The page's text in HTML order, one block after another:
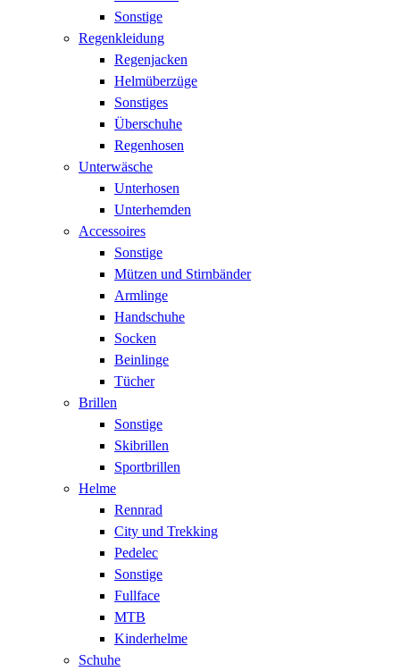
Sonstige
Regenkleidung
Regenjacken
Helmüberzüge
Sonstiges
Überschuhe
Regenhosen
Unterwäsche
Unterhosen
Unterhemden
Accessoires
Sonstige
Mützen und Stirnbänder
Armlinge
Handschuhe
Socken
Beinlinge
Tücher
Brillen
Sonstige
Skibrillen
Sportbrillen
Helme
Rennrad
City und Trekking
Pedelec
Sonstige
Fullface
MTB
Kinderhelme
Schuhe